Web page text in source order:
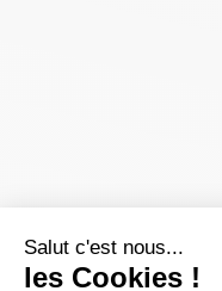
Salut c'est nous...
les Cookies !